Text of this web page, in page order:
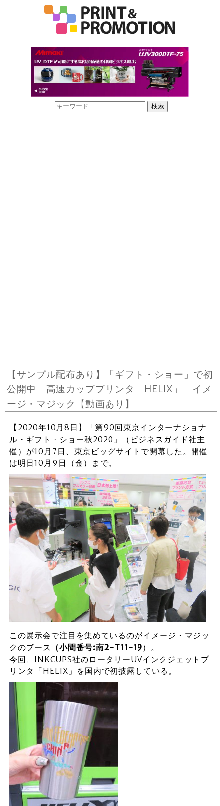
【サンプル配布あり】「ギフト・ショー」で初
公開中 高速カッププリンタ「HELIX」 イメ
ージ・マジック【動画あり】
【2020年10月8日】「第90回東京インターナショナ
ル・ギフト・ショー秋2020」（ビジネスガイド社主
催）が10月7日、東京ビッグサイトで開幕した。開催
は明日10月9日（金）まで。
この展示会で注目を集めているのがイメージ・マジッ
クのブース
（小間番号:南2-T11-19）。
今回、INKCUPS社のロータリーUVインクジェットプ
リンタ「HELIX」を国内で初披露している。